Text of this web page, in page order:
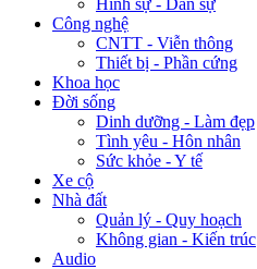
Hình sự - Dân sự
Công nghệ
CNTT - Viễn thông
Thiết bị - Phần cứng
Khoa học
Đời sống
Dinh dưỡng - Làm đẹp
Tình yêu - Hôn nhân
Sức khỏe - Y tế
Xe cộ
Nhà đất
Quản lý - Quy hoạch
Không gian - Kiến trúc
Audio